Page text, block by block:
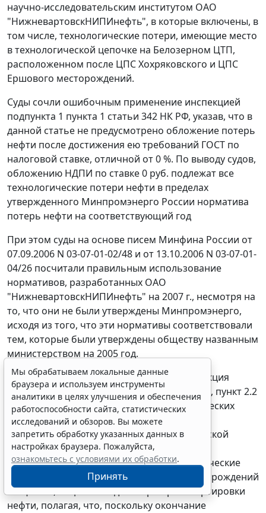
научно-исследовательским институтом ОАО
"НижневартовскНИПИнефть", в которые включены, в
том числе, технологические потери, имеющие место
в технологической цепочке на Белозерном ЦТП,
расположенном после ЦПС Хохряковского и ЦПС
Ершового месторождений.
Суды сочли ошибочным применение инспекцией
подпункта 1 пункта 1 статьи 342 НК РФ, указав, что в
данной статье не предусмотрено обложение потерь
нефти после достижения ею требований ГОСТ по
налоговой ставке, отличной от 0 %. По выводу судов,
обложению НДПИ по ставке 0 руб. подлежат все
технологические потери нефти в пределах
утвержденного Минпромэнерго России норматива
потерь нефти на соответствующий год
При этом суды на основе писем Минфина России от
07.09.2006 N 03-07-01-02/48 и от 13.10.2006 N 03-07-01-
04/26 посчитали правильным использование
нормативов, разработанных ОАО
"НижневартовскНИПИнефть" на 2007 г., несмотря на
то, что они не были утверждены Минпромэнерго,
исходя из того, что эти нормативы соответствовали
тем, которые были утверждены обществу названным
министерством на 2005 год.
Не соглашаясь с судебными актами, инспекция
ссылается напункты 1и7 статьи 337
НК РФ, пункт 2.2
Инструкции по нормированию технологических
потерь нефти на нефтегазодобывающих
предприятиях нефтяных компаний Российской
Федерации. РД 153-39-018-97 утв. Приказом
Минтопэнерго РФ от 16.06.1997, технологические
проектные документы на разработку месторождений
общества, лицензии и договоры транспортировки
нефти, полагая, что, поскольку окончание
Мы обрабатываем локальные данные
браузера и используем инструменты
аналитики в целях улучшения и обеспечения
работоспособности сайта, статистических
исследований и обзоров. Вы можете
запретить обработку указанных данных в
настройках браузера. Пожалуйста,
ознакомьтесь с условиями их обработки.
Принять